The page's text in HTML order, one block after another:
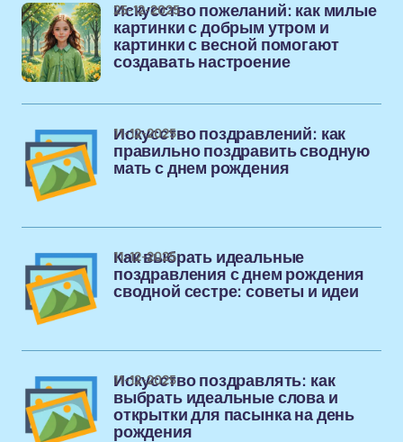
Искусство пожеланий: как милые
картинки с добрым утром и
картинки с весной помогают
создавать настроение
25-12-2025
Искусство поздравлений: как
правильно поздравить сводную
мать с днем рождения
11-12-2025
Как выбрать идеальные
поздравления с днем рождения
сводной сестре: советы и идеи
11-12-2025
Искусство поздравлять: как
выбрать идеальные слова и
открытки для пасынка на день
рождения
11-12-2025